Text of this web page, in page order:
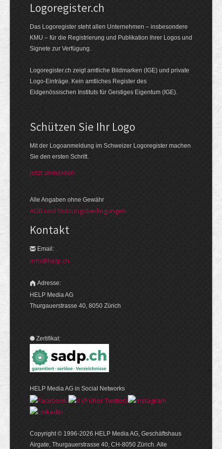
Logoregister.ch
Das Logoregister steht allen Unternehmen – insbesondere
KMU – für die Registrierung und Publikation ihrer Logos und
Signete zur Verfügung.
Logoregister.ch zeigt amtliche Bildmarken (IGE) und private
Logo-Einträge. Kein amtliches Register des
Eidgenössischen Instituts für Geistiges Eigentum (IGE).
Schützen Sie Ihr Logo
Mit der Logo­an­meldung im Schweizer Logo­register machen
Sie den ersten Schritt.
Jetzt anmelden
Alle Angaben ohne Gewähr
AGB und Nutzungsbedingungen
Kontakt
Email:
info@help.ch
Adresse:
HELP Media AG
Thurgauerstrasse 40, 8050 Zürich
Zertifikat:
HELP Media AG in Social Networks
Copyright © 1996-2026 HELP Media AG, Geschäftshaus
Airgate, Thurgauer­strasse 40, CH-8050 Zürich. Alle